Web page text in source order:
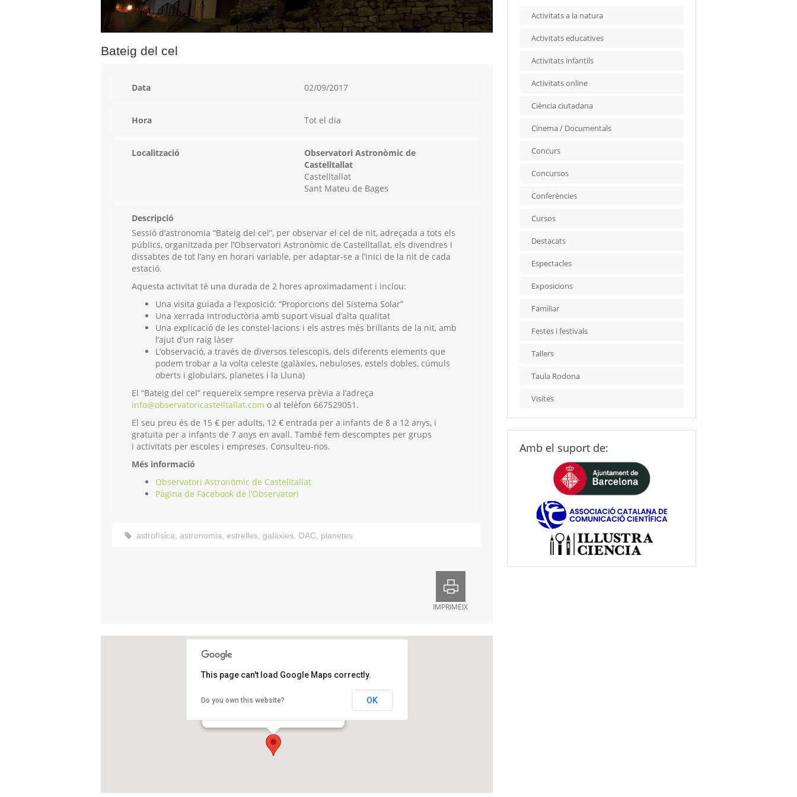
Bateig del cel
Data 02/09/2017
Hora Tot el dia
Localització
Observatori Astronòmic de
Castelltallat
Castelltallat
Sant Mateu de Bages
Descripció
Sessió d’astronomia “Bateig del cel”, per observar el cel de nit, adreçada a tots els
públics, organitzada per l’Observatori Astronòmic de Castelltallat, els divendres i
dissabtes de tot l’any en horari variable, per adaptar-se a l’inici de la nit de cada
estació.
Aquesta activitat té una durada de 2 hores aproximadament i inclou:
Una visita guiada a l’exposició: “Proporcions del Sistema Solar”
Una xerrada introductòria amb suport visual d’alta qualitat
Una explicació de les constel·lacions i els astres més brillants de la nit, amb
l’ajut d’un raig làser
L’observació, a través de diversos telescopis, dels diferents elements que
podem trobar a la volta celeste (galàxies, nebuloses, estels dobles, cúmuls
oberts i globulars, planetes i la Lluna)
El “Bateig del cel” requereix sempre reserva prèvia a l’adreça
info@observatoricastelltallat.com o al telèfon 667529051.
El seu preu és de 15 € per adults, 12 € entrada per a infants de 8 a 12 anys, i
gratuïta per a infants de 7 anys en avall. També fem descomptes per grups
i activitats per escoles i empreses. Consulteu-nos.
Més informació
Observatori Astronòmic de Castelltallat
Pàgina de Facebook de l’Observatori
astrofísica, astronomia, estrelles, galàxies, OAC, planetes
IMPRIMEIX
Castelltallat
This page can't load Google Maps correctly.
Do you own this website? OK
Activitats a la natura
Activitats educatives
Activitats infantils
Activitats online
Ciència ciutadana
Cinema / Documentals
Concurs
Concursos
Conferències
Cursos
Destacats
Espectacles
Exposicions
Familiar
Festes i festivals
Tallers
Taula Rodona
Visites
Amb el suport de: